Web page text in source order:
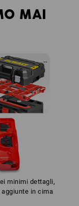
MAI
minimi dettagli,
in cima